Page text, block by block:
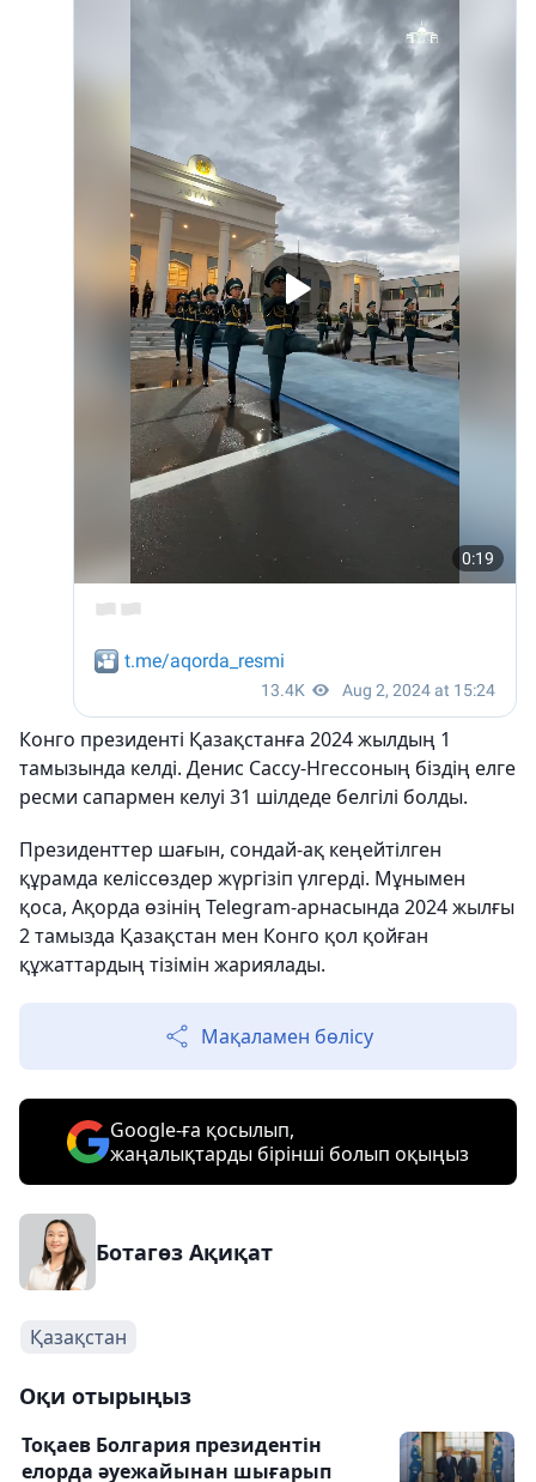
Конго президенті Қазақстанға 2024 жылдың 1
тамызында келді. Денис Сассу-Нгессоның біздің елге
ресми сапармен келуі 31 шілдеде белгілі болды.
Президенттер шағын, сондай-ақ кеңейтілген
құрамда келіссөздер жүргізіп үлгерді. Мұнымен
қоса, Ақорда өзінің Telegram-арнасында 2024 жылғы
2 тамызда Қазақстан мен Конго қол қойған
құжаттардың тізімін жариялады.
Мақаламен бөлісу
Google-ға қосылып,
жаңалықтарды бірінші болып оқыңыз
Ботагөз Ақиқат
Қазақстан
Оқи отырыңыз
Тоқаев Болгария президентін
елорда әуежайынан шығарып